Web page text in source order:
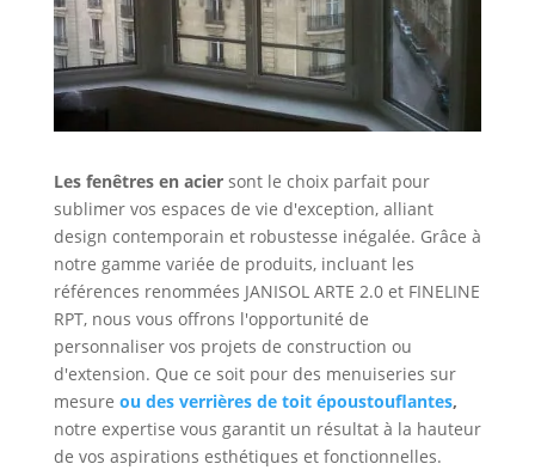
Les fenêtres en aciersont le choix parfait pour
sublimer vos espaces de vie d'exception, alliant
design contemporain et robustesse inégalée. Grâce à
notre gamme variée de produits, incluant les
références renommées JANISOL ARTE 2.0 et FINELINE
RPT, nous vous offrons l'opportunité de
personnaliser vos projets de construction ou
d'extension. Que ce soit pour des menuiseries sur
mesure ou des verrières de toit époustouflantes,
notre expertise vous garantit un résultat à la hauteur
de vos aspirations esthétiques et fonctionnelles.